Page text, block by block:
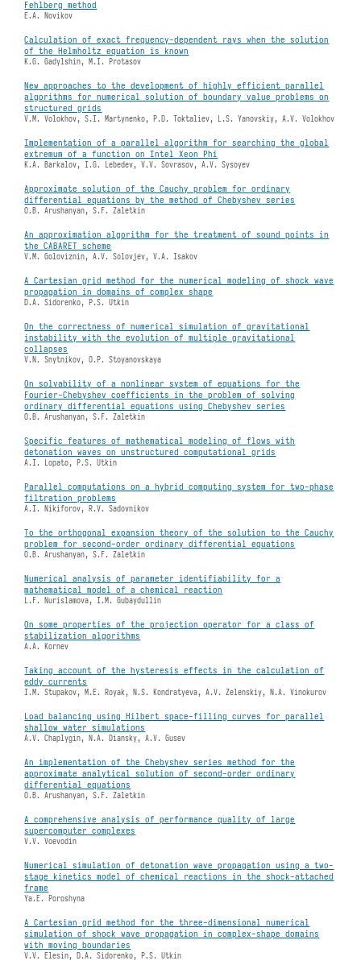
Fehlberg method
E.A. Novikov
Calculation of exact frequency-dependent rays when the solution
of the Helmholtz equation is known
K.G. Gadylshin, M.I. Protasov
New approaches to the development of highly efficient parallel
algorithms for numerical solution of boundary value problems on
structured grids
V.M. Volokhov, S.I. Martynenko, P.D. Toktaliev, L.S. Yanovskiy, A.V. Volokhov
Implementation of a parallel algorithm for searching the global
extremum of a function on Intel Xeon Phi
K.A. Barkalov, I.G. Lebedev, V.V. Sovrasov, A.V. Sysoyev
Approximate solution of the Cauchy problem for ordinary
differential equations by the method of Chebyshev series
O.B. Arushanyan, S.F. Zaletkin
An approximation algorithm for the treatment of sound points in
the CABARET scheme
V.M. Goloviznin, A.V. Solovjev, V.A. Isakov
A Cartesian grid method for the numerical modeling of shock wave
propagation in domains of complex shape
D.A. Sidorenko, P.S. Utkin
On the correctness of numerical simulation of gravitational
instability with the evolution of multiple gravitational
collapses
V.N. Snytnikov, O.P. Stoyanovskaya
On solvability of a nonlinear system of equations for the
Fourier-Chebyshev coefficients in the problem of solving
ordinary differential equations using Chebyshev series
O.B. Arushanyan, S.F. Zaletkin
Specific features of mathematical modeling of flows with
detonation waves on unstructured computational grids
A.I. Lopato, P.S. Utkin
Parallel computations on a hybrid computing system for two-phase
filtration problems
A.I. Nikiforov, R.V. Sadovnikov
To the orthogonal expansion theory of the solution to the Cauchy
problem for second-order ordinary differential equations
O.B. Arushanyan, S.F. Zaletkin
Numerical analysis of parameter identifiability for a
mathematical model of a chemical reaction
L.F. Nurislamova, I.M. Gubaydullin
On some properties of the projection operator for a class of
stabilization algorithms
A.A. Kornev
Taking account of the hysteresis effects in the calculation of
eddy currents
I.M. Stupakov, M.E. Royak, N.S. Kondratyeva, A.V. Zelenskiy, N.A. Vinokurov
Load balancing using Hilbert space-filling curves for parallel
shallow water simulations
A.V. Chaplygin, N.A. Diansky, A.V. Gusev
An implementation of the Chebyshev series method for the
approximate analytical solution of second-order ordinary
differential equations
O.B. Arushanyan, S.F. Zaletkin
A comprehensive analysis of performance quality of large
supercomputer complexes
V.V. Voevodin
Numerical simulation of detonation wave propagation using a two-
stage kinetics model of chemical reactions in the shock-attached
frame
Ya.E. Poroshyna
A Cartesian grid method for the three-dimensional numerical
simulation of shock wave propagation in complex-shape domains
with moving boundaries
V.V. Elesin, D.A. Sidorenko, P.S. Utkin